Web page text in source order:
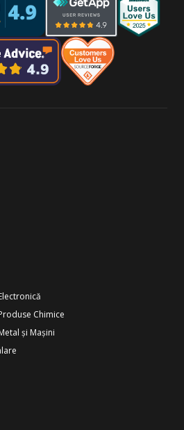
Chimice
și Mașini